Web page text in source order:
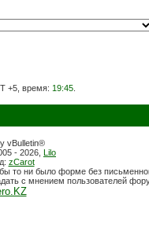
+5, время: 19:45.
vBulletin®
- 2026, Lilo
zCarot
то ни было форме без
с мнением пользователей